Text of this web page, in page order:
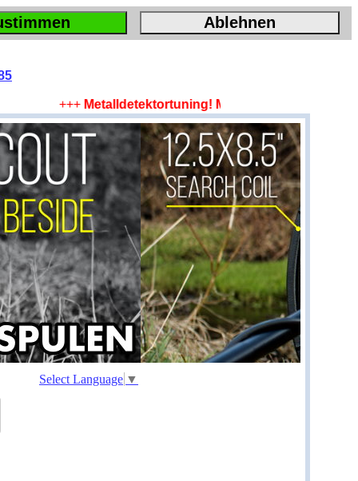
Ablehnen
Metalldetektortuning! Mehr Tiefe, mehr Fläche,
Select Language ▼